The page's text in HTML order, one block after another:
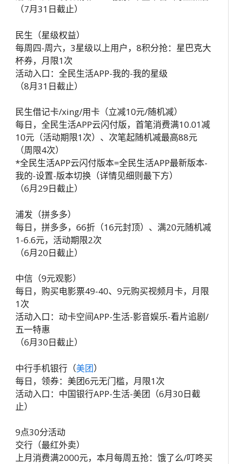
（7月31日截止）
民生（星级权益）
每周四-周六，3星级以上用户，8积分抢：星巴克大
杯券，月限1次
活动入口：全民生活APP-我的-我的星级
（8月31日截止）
民生借记卡/xing/用卡（立减10元/随机减）
每日，全民生活APP云闪付版，首笔消费满10.01减
10元（活动期限1次）、次笔起随机减最高88元
（周限4次）
*全民生活APP云闪付版本=全民生活APP最新版本-
我的-设置-版本切换（详情见细则最下方）
（6月29日截止）
浦发（拼多多）
每日，拼多多，66折（16元封顶）、满20元随机减
1-6.6元，活动期限2次
（6月20日截止）
中信（9元观影）
每日，购买电影票49-40、9元购买视频月卡，月限
1次
活动入口：动卡空间APP-生活-影音娱乐-看片追剧/
五一特惠
（6月30日截止）
中行手机银行（美团）
每日，领券：美团6元无门槛，月限1次
活动入口：中国银行APP-生活-美团（6月30日截
止）
9点30分活动
交行（最红外卖）
上月消费满2000元，本月每周五抢：饿了么/叮咚买